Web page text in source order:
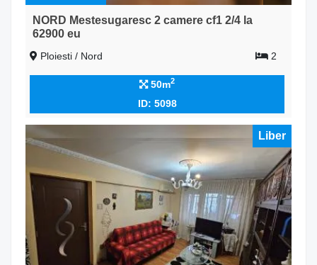
NORD Mestesugaresc 2 camere cf1 2/4 la
62900 eu
Ploiesti / Nord 2
50m2
ID: 5098
Liber